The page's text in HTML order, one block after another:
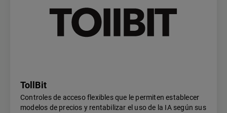
TollBit
Controles de acceso flexibles que le permiten establecer
modelos de precios y rentabilizar el uso de la IA según sus